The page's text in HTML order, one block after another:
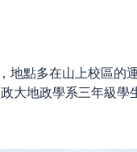
點多在山上校區
地政學系三年級